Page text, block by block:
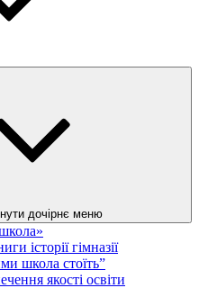
дочірнє меню
історії гімназії
школа стоїть”
якості освіти